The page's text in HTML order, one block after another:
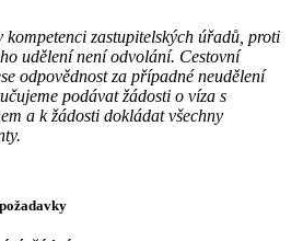
kompetenci zastupitelských úřadů, proti
udělení není odvolání. Cestovní
odpovědnost za případné neudělení
podávat žádosti o víza s
a k žádosti dokládat všechny